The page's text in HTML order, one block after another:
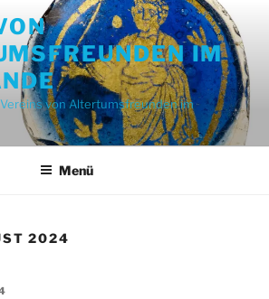
IM
von Altertumsfreunden im
Menü
2024